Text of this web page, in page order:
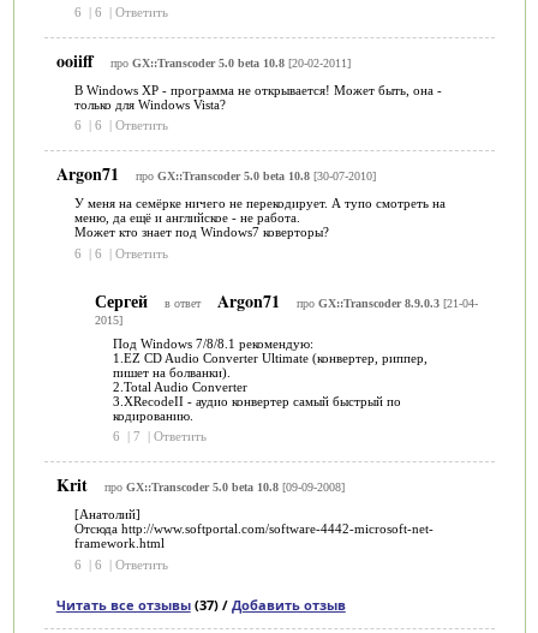
6
| 6 | Ответить
ooiiff про GX::Transcoder 5.0 beta 10.8[20-02-2011]
В Windows XP - программа не открывается! Может быть, она -
только для Windows Vista?
6
6 Ответить
Argon71 про GX::Transcoder 5.0 beta 10.8[30-07-2010]
У меня на семёрке ничего не перекодирует. А тупо смотреть на
меню, да ещё и английское - не работа.
Может кто знает под Windows7 коверторы?
6
| 6 | Ответить
Сергей в ответ Argon71 про GX::Transcoder 8.9.0.3[21-04-
2015]
Под Windows 7/8/8.1 рекомендую:
1.EZ CD Audio Converter Ultimate (конвертер, риппер,
пишет на болванки).
2.Total Audio Converter
3.XRecodeII - аудио конвертер самый быстрый по
кодированию.
6
7 Ответить
Krit про GX::Transcoder 5.0 beta 10.8[09-09-2008]
[Анатолий]
Отсюда http://www.softportal.com/software-4442-microsoft-net-
framework.html
6
| 6 | Ответить
Читать все отзывы(37) / Добавить отзыв